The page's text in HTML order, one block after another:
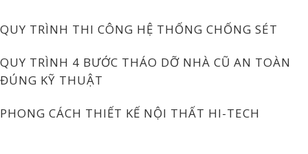
QUY TRÌNH THI CÔNG HỆ THỐNG CHỐNG SÉT
QUY TRÌNH 4 BƯỚC THÁO DỠ NHÀ CŨ AN TOÀN
ĐÚNG KỸ THUẬT
PHONG CÁCH THIẾT KẾ NỘI THẤT HI-TECH